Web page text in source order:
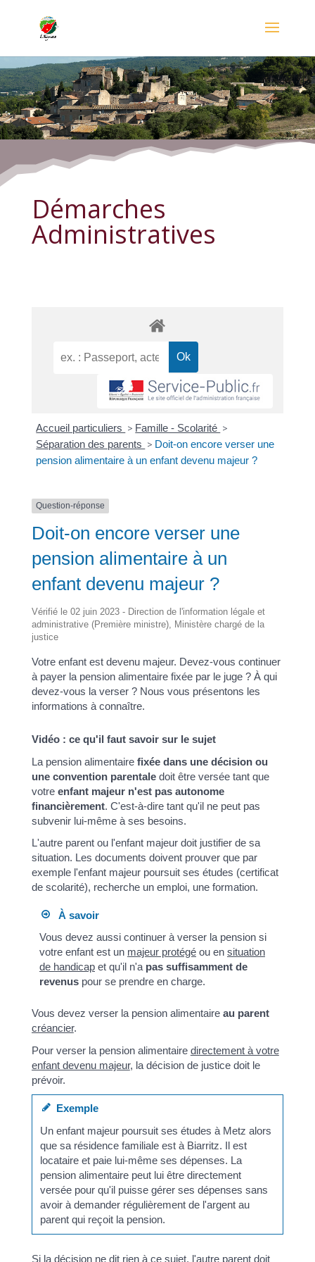
Démarches Administratives
Démarches
Administratives
Accueil particuliers > Famille - Scolarité >
Séparation des parents > Doit-on encore verser une
pension alimentaire à un enfant devenu majeur ?
Question-réponse
Doit-on encore verser une
pension alimentaire à un
enfant devenu majeur ?
Vérifié le 02 juin 2023 - Direction de l'information légale et
administrative (Première ministre), Ministère chargé de la
justice
Votre enfant est devenu majeur. Devez-vous continuer
à payer la pension alimentaire fixée par le juge ? À qui
devez-vous la verser ? Nous vous présentons les
informations à connaître.
Vidéo : ce qu'il faut savoir sur le sujet
La pension alimentaire fixée dans une décision ou
une convention parentaledoit être versée tant que
votre enfant majeur n'est pas autonome
financièrement. C'est-à-dire tant qu'il ne peut pas
subvenir lui-même à ses besoins.
L'autre parent ou l'enfant majeur doit justifier de sa
situation. Les documents doivent prouver que par
exemple l'enfant majeur poursuit ses études (certificat
de scolarité), recherche un emploi, une formation.
À savoir
Vous devez aussi continuer à verser la pension si
votre enfant est un majeur protégéou en situation
de handicapet qu'il n'a pas suffisamment de
revenus pour se prendre en charge.
Vous devez verser la pension alimentaire au parent
créancier.
Pour verser la pension alimentaire directement à votre
enfant devenu majeur, la décision de justice doit le
prévoir.
Exemple
Un enfant majeur poursuit ses études à Metz alors
que sa résidence familiale est à Biarritz. Il est
locataire et paie lui-même ses dépenses. La
pension alimentaire peut lui être directement
versée pour qu'il puisse gérer ses dépenses sans
avoir à demander régulièrement de l'argent au
parent qui reçoit la pension.
Si la décision ne dit rien à ce sujet, l'autre parent doit